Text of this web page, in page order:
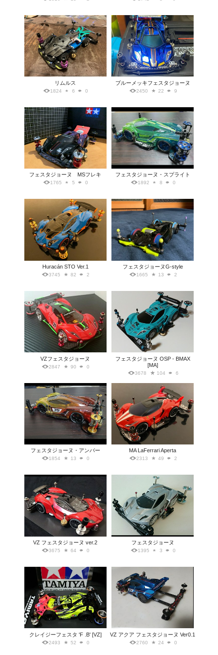
リムルス
1824 6 0
ブルーメッキフェスタジョーヌ
2450 22 9
フェスタジョーヌ MSフレキ
1765 5 0
フェスタジョーヌ・スプライト
1892 8 0
Huracán STO Ver.1
3745 82 2
フェスタジョーヌG-style
1665 13 2
VZフェスタジョーヌ
2847 90 0
フェスタジョーヌ OSP - BMAX
[MA]
3678 104 6
フェスタジョーヌ・アンバー
1854 13 0
MA LaFerrari Aperta
2313 49 2
VZ フェスタジョーヌ ver.2
3675 64 0
フェスタジョーヌ
1395 3 0
クレイジーフェスタ 'F .B' [VZ]
2493 52 0
VZ アクア フェスタジョーヌ Ver0.1
2760 24 0